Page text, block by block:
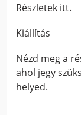
Részletek itt.
Kiállítás
Nézd meg a
ahol jegy
helyed.